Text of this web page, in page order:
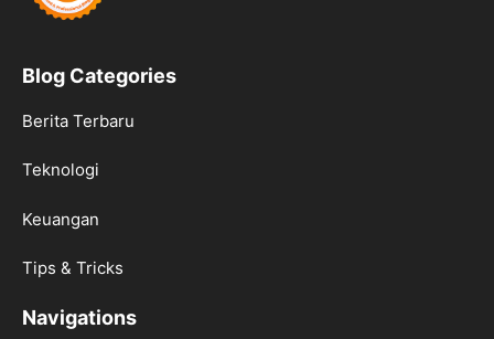
Blog Categories
Berita Terbaru
Teknologi
Keuangan
Tips & Tricks
Navigations